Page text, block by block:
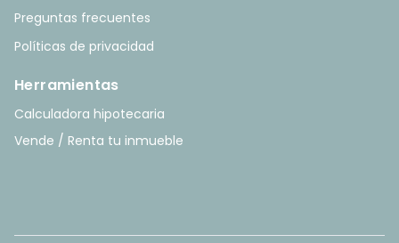
Preguntas frecuentes
Políticas de privacidad
Herramientas
Calculadora hipotecaria
Vende / Renta tu inmueble